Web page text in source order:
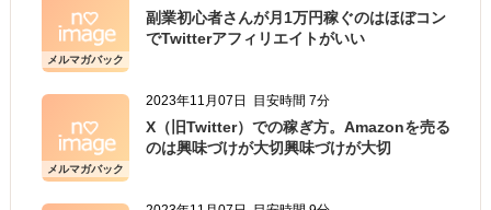
メルマガバック
ナンバー
副業初心者さんが月1万円稼ぐのはほぼコン
でTwitterアフィリエイトがいい
メルマガバック
ナンバー
2023年11月07日 目安時間 7分
X（旧Twitter）での稼ぎ方。Amazonを売る
のは興味づけが大切興味づけが大切